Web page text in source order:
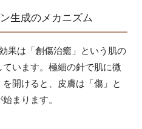
生成のメカニズム
果は「創傷治癒」という肌の
います。極細の針で肌に微
開けると、皮膚は「傷」と
まります。